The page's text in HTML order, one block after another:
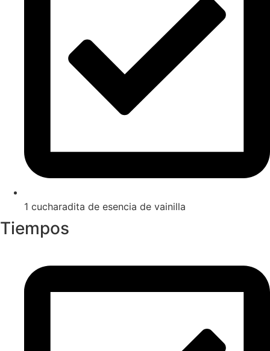
1 cucharadita de esencia de vainilla
Tiempos